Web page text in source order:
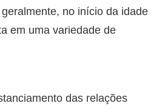
no início da idade
em uma variedade de
das relações